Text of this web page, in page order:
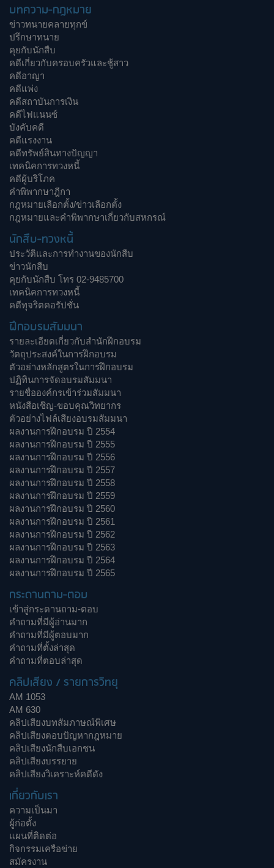
บทความ-กฎหมาย
ข่าวทนายคลายทุกข์
ปรึกษาทนาย
คุยกับนักสืบ
คดีเกี่ยวกับครอบครัวและชู้สาว
คดีอาญา
คดีแพ่ง
คดีสถาบันการเงิน
คดีไฟแนนซ์
บังคับคดี
คดีแรงงาน
คดีทรัพย์สินทางปัญญา
เทคนิคการทวงหนี้
คดีผู้บริโภค
คำพิพากษาฎีกา
กฎหมายเลือกตั้ง/ข่าวเลือกตั้ง
กฎหมายและคำพิพากษาเกี่ยวกับสหกรณ์
นักสืบ-ทวงหนี้
ประวัติและการทำงานของนักสืบ
ข่าวนักสืบ
คุยกับนักสืบ โทร 02-9485700
เทคนิคการทวงหนี้
คดีทุจริตคอรัปชั่น
ฝึกอบรมสัมมนา
รายละเอียดเกี่ยวกับสำนักฝึกอบรม
วัตถุประสงค์ในการฝึกอบรม
ตัวอย่างหลักสูตรในการฝึกอบรม
ปฏิทินการจัดอบรมสัมมนา
รายชื่อองค์กรเข้าร่วมสัมมนา
หนังสือเชิญ-ขอบคุณวิทยากร
ตัวอย่างไฟล์เสียงอบรมสัมมนา
ผลงานการฝึกอบรม ปี 2554
ผลงานการฝึกอบรม ปี 2555
ผลงานการฝึกอบรม ปี 2556
ผลงานการฝึกอบรม ปี 2557
ผลงานการฝึกอบรม ปี 2558
ผลงานการฝึกอบรม ปี 2559
ผลงานการฝึกอบรม ปี 2560
ผลงานการฝึกอบรม ปี 2561
ผลงานการฝึกอบรม ปี 2562
ผลงานการฝึกอบรม ปี 2563
ผลงานการฝึกอบรม ปี 2564
ผลงานการฝึกอบรม ปี 2565
กระดานถาม-ตอบ
เข้าสู่กระดานถาม-ตอบ
คำถามที่มีผู้อ่านมาก
คำถามที่มีผู้ตอบมาก
คำถามที่ตั้งล่าสุด
คำถามที่ตอบล่าสุด
คลิปเสียง / รายการวิทยุ
AM 1053
AM 630
คลิปเสียงบทสัมภาษณ์พิเศษ
คลิปเสียงตอบปัญหากฎหมาย
คลิปเสียงนักสืบเอกชน
คลิปเสียงบรรยาย
คลิปเสียงวิเคราะห์คดีดัง
เกี่ยวกับเรา
ความเป็นมา
ผู้ก่อตั้ง
แผนที่ติดต่อ
กิจกรรมเครือข่าย
สมัครงาน